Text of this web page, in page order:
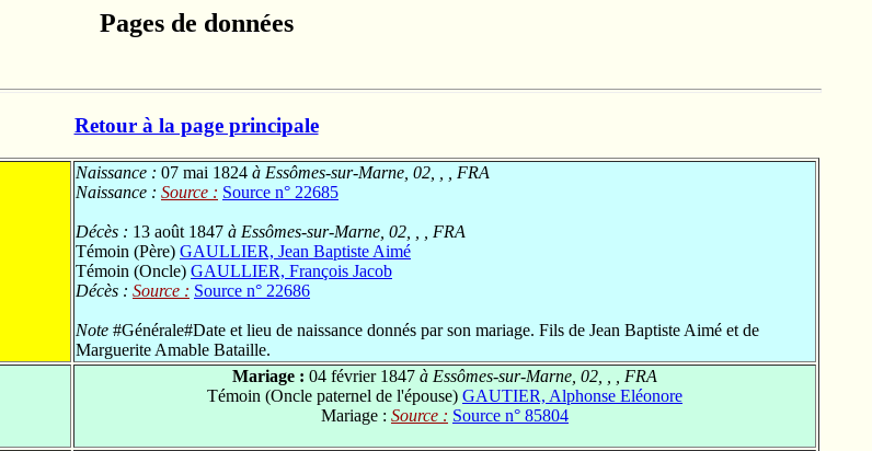
Pages de données
Retour à la page principale
Naissance : 07 mai 1824 à Essômes-sur-Marne, 02, , , FRA
Naissance : Source : Source n° 22685
Décès : 13 août 1847 à Essômes-sur-Marne, 02, , , FRA
Témoin (Père) GAULLIER, Jean Baptiste Aimé
Témoin (Oncle) GAULLIER, François Jacob
Décès : Source : Source n° 22686
Note #Générale#Date et lieu de naissance donnés par son mariage. Fils de Jean Baptiste Aimé et de
Marguerite Amable Bataille.
Mariage : 04 février 1847 à Essômes-sur-Marne, 02, , , FRA
Témoin (Oncle paternel de l'épouse) GAUTIER, Alphonse Eléonore
Mariage : Source : Source n° 85804